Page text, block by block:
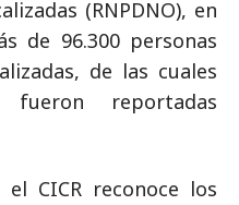
(RNPDNO), en
de 96.300 personas
de las cuales
reportadas
CICR reconoce los